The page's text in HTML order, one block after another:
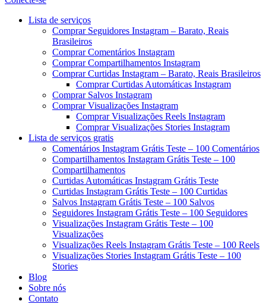
Menu
Lista de serviços
Comprar Seguidores Instagram – Barato, Reais
Brasileiros
Comprar Comentários Instagram
Comprar Compartilhamentos Instagram
Comprar Curtidas Instagram – Barato, Reais Brasileiros
Comprar Curtidas Automáticas Instagram
Comprar Salvos Instagram
Comprar Visualizações Instagram
Comprar Visualizações Reels Instagram
Comprar Visualizações Stories Instagram
Lista de serviços gratis
Comentários Instagram Grátis Teste – 100 Comentários
Compartilhamentos Instagram Grátis Teste – 100
Compartilhamentos
Curtidas Automáticas Instagram Grátis Teste
Curtidas Instagram Grátis Teste – 100 Curtidas
Salvos Instagram Grátis Teste – 100 Salvos
Seguidores Instagram Grátis Teste – 100 Seguidores
Visualizações Instagram Grátis Teste – 100
Visualizações
Visualizações Reels Instagram Grátis Teste – 100 Reels
Visualizações Stories Instagram Grátis Teste – 100
Stories
Blog
Sobre nós
Contato